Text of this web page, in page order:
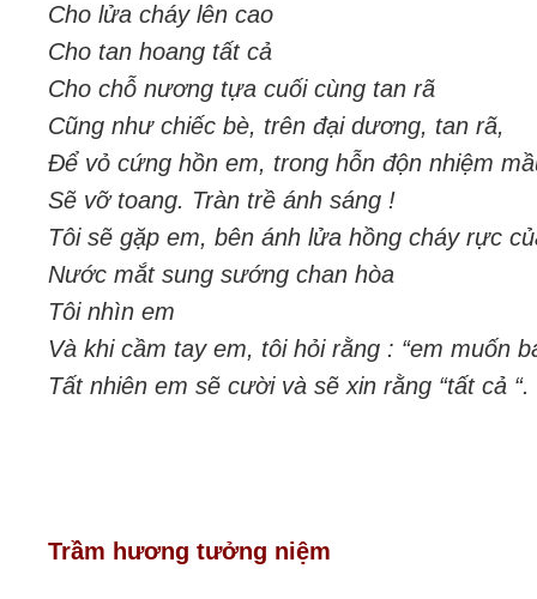
Cho lửa cháy lên cao
Cho tan hoang tất cả
Cho chỗ nương tựa cuối cùng tan rã
Cũng như chiếc bè, trên đại dương, tan rã,
Để vỏ cứng hồn em, trong hỗn độn nhiệm
Sẽ vỡ toang. Tràn trề ánh sáng !
Tôi sẽ gặp em, bên ánh lửa hồng cháy rực
Nước mắt sung sướng chan hòa
Tôi nhìn em
Và khi cầm tay em, tôi hỏi rằng : “em muốn
Tất nhiên em sẽ cười và sẽ xin rằng “tất cả “.
Trầm hương tưởng niệm